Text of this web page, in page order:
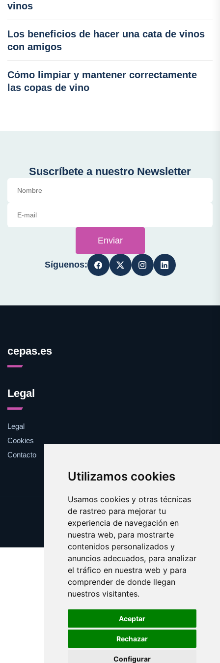
Utilizamos cookies
Usamos cookies y otras técnicas
de rastreo para mejorar tu
experiencia de navegación en
nuestra web, para mostrarte
contenidos personalizados y
anuncios adecuados, para analizar
el tráfico en nuestra web y para
comprender de donde llegan
nuestros visitantes.
Aceptar
Rechazar
Configurar
vinos
Los beneficios de hacer una cata de vinos
con amigos
Cómo limpiar y mantener correctamente
las copas de vino
Suscríbete a nuestro Newsletter
Enviar
Síguenos:
cepas.es
Legal
Legal
Cookies
Contacto
Update cookies preferences
Copyright © 2025 cepas.es